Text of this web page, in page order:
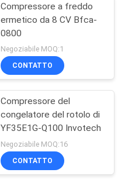
Compressore a freddo
ermetico da 8 CV Bfca-
0800
Negoziabile MOQ:1
CONTATTO
Compressore del
congelatore del rotolo di
YF35E1G-Q100 Invotech
Negoziabile MOQ:16
CONTATTO